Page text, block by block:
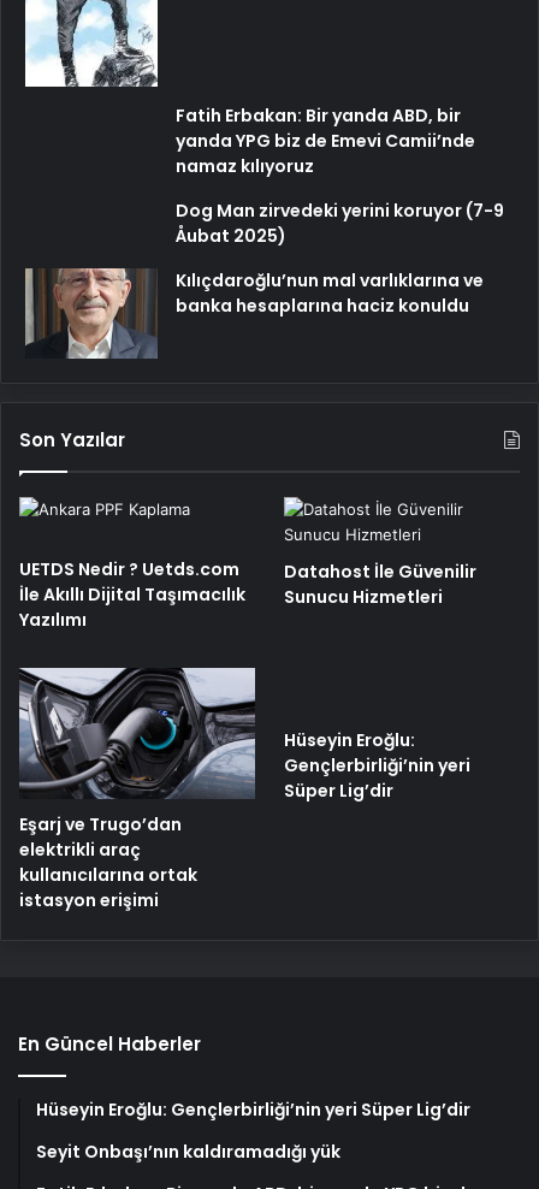
Fatih Erbakan: Bir yanda ABD, bir
yanda YPG biz de Emevi Camii’nde
namaz kılıyoruz
Dog Man zirvedeki yerini koruyor (7-9
Åubat 2025)
Kılıçdaroğlu’nun mal varlıklarına ve
banka hesaplarına haciz konuldu
Son Yazılar
UETDS Nedir ? Uetds.com
İle Akıllı Dijital Taşımacılık
Yazılımı
Datahost İle Güvenilir
Sunucu Hizmetleri
Eşarj ve Trugo’dan
elektrikli araç
kullanıcılarına ortak
istasyon erişimi
Hüseyin Eroğlu:
Gençlerbirliği’nin yeri
Süper Lig’dir
En Güncel Haberler
Hüseyin Eroğlu: Gençlerbirliği’nin yeri Süper Lig’dir
Seyit Onbaşı’nın kaldıramadığı yük